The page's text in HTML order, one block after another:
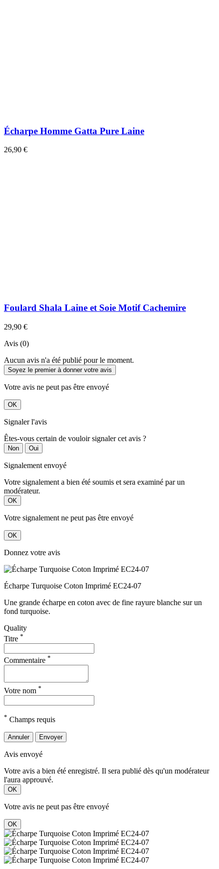
Écharpe Homme Gatta Pure Laine
26,90 €
Foulard Shala Laine et Soie Motif Cachemire
29,90 €
Avis (0)
Aucun avis n'a été publié pour le moment.
Soyez le premier à donner votre avis
Votre avis ne peut pas être envoyé
OK
Signaler l'avis
Êtes-vous certain de vouloir signaler cet avis ?
Non Oui
Signalement envoyé
Votre signalement a bien été soumis et sera examiné par un
modérateur.
OK
Votre signalement ne peut pas être envoyé
OK
Donnez votre avis
Écharpe Turquoise Coton Imprimé EC24-07
Une grande écharpe en coton avec de fine rayure blanche sur un
fond turquoise.
Quality
Titre *
Commentaire *
Votre nom *
* Champs requis
Annuler Envoyer
Avis envoyé
Votre avis a bien été enregistré. Il sera publié dès qu'un modérateur
l'aura approuvé.
OK
Votre avis ne peut pas être envoyé
OK